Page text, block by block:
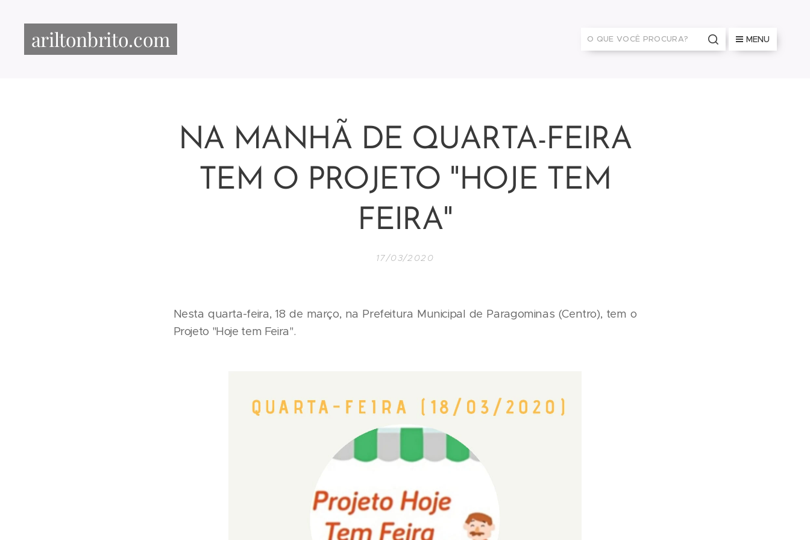
ariltonbrito.com MENU
NA MANHÃ DE QUARTA-FEIRA
TEM O PROJETO "HOJE TEM
FEIRA"
17/03/2020
Nesta quarta-feira, 18 de março, na Prefeitura Municipal de Paragominas (Centro), tem o
Projeto "Hoje tem Feira".